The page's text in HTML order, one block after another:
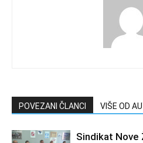
POVEZANI ČLANCI VIŠE OD
Sindikat Nove